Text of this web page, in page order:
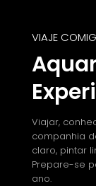
VIAJE
Viajar,
companhia
claro, pintar
Prepare-se
ano.